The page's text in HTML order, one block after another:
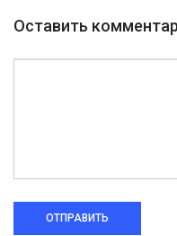
Оставить
ОТПРАВИТЬ